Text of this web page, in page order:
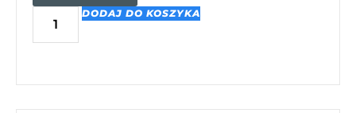
DODAJ DO KOSZYKA